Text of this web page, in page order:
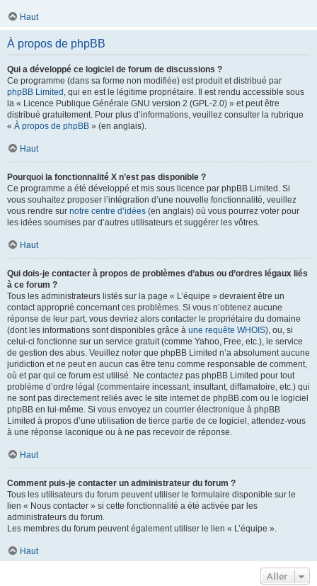
Haut
À propos de phpBB
Qui a développé ce logiciel de forum de discussions ?
Ce programme (dans sa forme non modifiée) est produit et distribué par
phpBB Limited , qui en est le légitime propriétaire. Il est rendu accessible sous
la « Licence Publique Générale GNU version 2 (GPL-2.0) » et peut être
distribué gratuitement. Pour plus d’informations, veuillez consulter la rubrique
« À propos de phpBB » (en anglais).
Haut
Pourquoi la fonctionnalité X n’est pas disponible ?
Ce programme a été développé et mis sous licence par phpBB Limited. Si
vous souhaitez proposer l’intégration d’une nouvelle fonctionnalité, veuillez
vous rendre sur notre centre d’idées (en anglais) où vous pourrez voter pour
les idées soumises par d’autres utilisateurs et suggérer les vôtres.
Haut
Qui dois-je contacter à propos de problèmes d’abus ou d’ordres légaux liés
à ce forum ?
Tous les administrateurs listés sur la page « L’équipe » devraient être un
contact approprié concernant ces problèmes. Si vous n’obtenez aucune
réponse de leur part, vous devriez alors contacter le propriétaire du domaine
(dont les informations sont disponibles grâce à une requête WHOIS), ou, si
celui-ci fonctionne sur un service gratuit (comme Yahoo, Free, etc.), le service
de gestion des abus. Veuillez noter que phpBB Limited n’a absolument aucune
juridiction et ne peut en aucun cas être tenu comme responsable de comment,
où et par qui ce forum est utilisé. Ne contactez pas phpBB Limited pour tout
problème d’ordre légal (commentaire incessant, insultant, diffamatoire, etc.) qui
ne sont pas directement reliés avec le site internet de phpBB.com ou le logiciel
phpBB en lui-même. Si vous envoyez un courrier électronique à phpBB
Limited à propos d’une utilisation de tierce partie de ce logiciel, attendez-vous
à une réponse laconique ou à ne pas recevoir de réponse.
Haut
Comment puis-je contacter un administrateur du forum ?
Tous les utilisateurs du forum peuvent utiliser le formulaire disponible sur le
lien « Nous contacter » si cette fonctionnalité a été activée par les
administrateurs du forum.
Les membres du forum peuvent également utiliser le lien « L’équipe ».
Haut
Aller